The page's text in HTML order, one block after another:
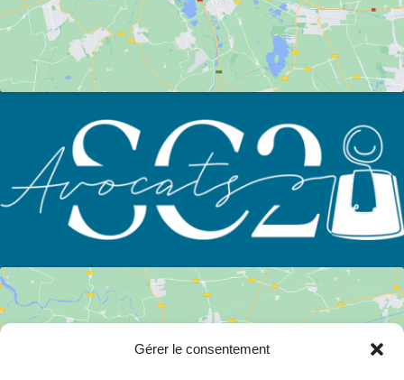
Gérer le consentement